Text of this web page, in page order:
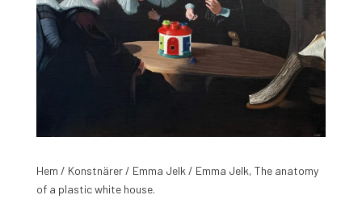
Hem / Konstnärer/ Emma Jelk / Emma Jelk, The anatomy
of a plastic white house.